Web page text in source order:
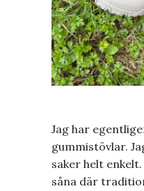
Jag har
gummistövlar.
saker helt
såna där